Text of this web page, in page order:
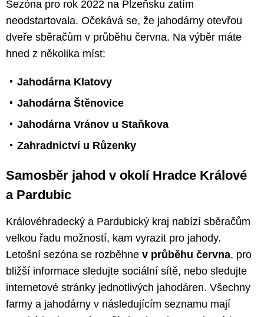
Sezóna pro rok 2022 na Plzeňsku zatím
neodstartovala. Očekává se, že jahodárny otevřou
dveře sběračům v průběhu června. Na výběr máte
hned z několika míst:
Jahodárna Klatovy
Jahodárna Štěnovice
Jahodárna Vránov u Staňkova
Zahradnictví u Růzenky
Samosběr jahod v okolí Hradce Králové
a Pardubic
Královéhradecký a Pardubický kraj nabízí sběračům
velkou řadu možností, kam vyrazit pro jahody.
Letošní sezóna se rozběhne v průběhu června, pro
bližší informace sledujte sociální sítě, nebo sledujte
internetové stránky jednotlivých jahodáren. Všechny
farmy a jahodárny v následujícím seznamu mají